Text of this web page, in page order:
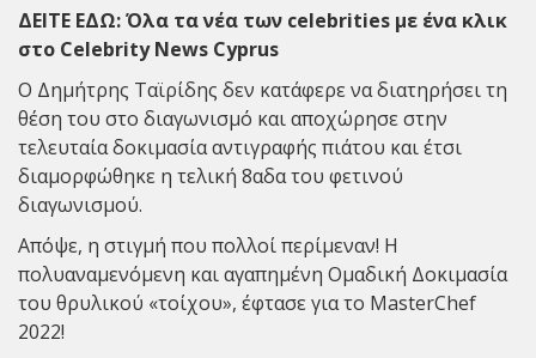
ΔΕΙΤΕ ΕΔΩ:Όλα τα νέα των celebrities με ένα κλικ
στο Celebrity News Cyprus
Ο Δημήτρης Ταϊρίδης δεν κατάφερε να διατηρήσει τη
θέση του στο διαγωνισμό και αποχώρησε στην
τελευταία δοκιμασία αντιγραφής πιάτου και έτσι
διαμορφώθηκε η τελική 8αδα του φετινού
διαγωνισμού.
Απόψε, η στιγμή που πολλοί περίμεναν! Η
πολυαναμενόμενη και αγαπημένη Ομαδική Δοκιμασία
του θρυλικού «τοίχου», έφτασε για το MasterChef
2022!